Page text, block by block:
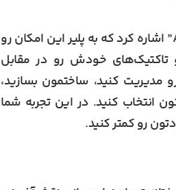
از جمله این بازی‌ها میشه به “Total War Saga: Troy” و “Age of Mythology” اشاره کرد که به پلیر این امکان رو
تاکتیک‌های خودش رو در مقابل
مدیریت کنید، ساختمون بسازید،
انتخاب کنید. در این تجربه شما
رو کمتر کنید.